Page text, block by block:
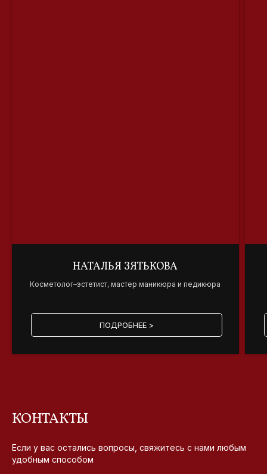
НАТАЛЬЯ ЗЯТЬКОВА
Косметолог–эстетист, мастер маникюра и педикюра
ПОДРОБНЕЕ >
КОНТАКТЫ
Если у вас остались вопросы, свяжитесь с нами любым
удобным способом